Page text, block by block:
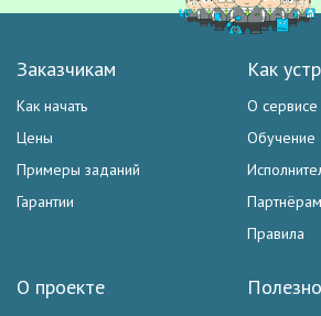
Заказчикам
Как начать
Цены
Примеры заданий
Гарантии
Как
О сервисе
Обучение
Партнёрам
Правила
О проекте